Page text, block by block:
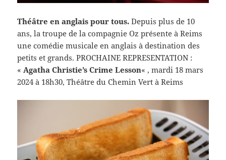
Théâtre en anglais pour tous. Depuis plus de 10
ans, la troupe de la compagnie Oz présente à Reims
une comédie musicale en anglais à destination des
petits et grands. PROCHAINE REPRESENTATION :
«Agatha Christie’s Crime Lesson« , mardi 18 mars
2024 à 18h30, Théâtre du Chemin Vert à Reims